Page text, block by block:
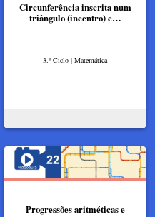
Circunferência inscrita num
triângulo (incentro) e…
3.º Ciclo | Matemática
Progressões aritméticas e